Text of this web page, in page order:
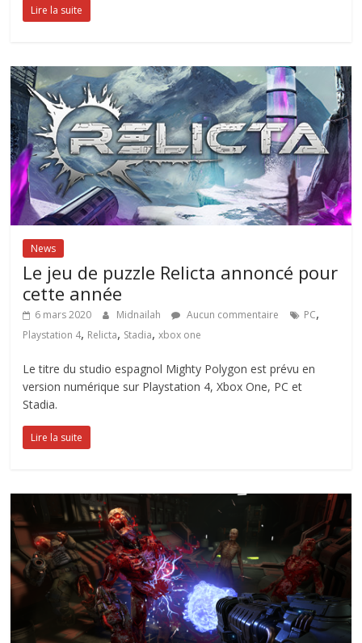
Lire la suite
News
Le jeu de puzzle Relicta annoncé pour
cette année
6 mars 2020 Midnailah Aucun commentaire PC,
Playstation 4, Relicta, Stadia,xbox one
Le titre du studio espagnol Mighty Polygon est prévu en
version numérique sur Playstation 4, Xbox One, PC et
Stadia.
Lire la suite